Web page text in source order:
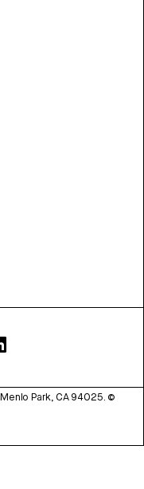
Park, CA 94025. ©